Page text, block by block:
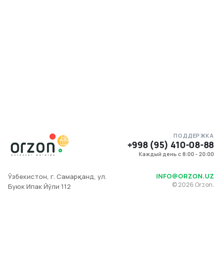
ПОДДЕРЖКА
+998 (95) 410-08-88
Каждый день с 8:00 - 20:00
Ўзбекистон, г. Самарқанд, ул.
Буюк Ипак Йўли 112
INFO@ORZON.UZ
©2026 Orzon.